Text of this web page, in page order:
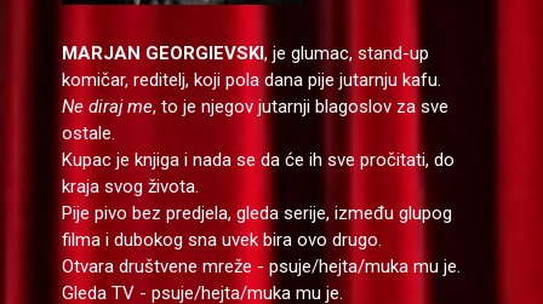
MARJAN GEORGIEVSKI, je glumac, stand-up
komičar, reditelj, koji pola dana pije jutarnju kafu.
Ne diraj me, to je njegov jutarnji blagoslov za sve
ostale.
Kupac je knjiga i nada se da će ih sve pročitati, do
kraja svog života.
Pije pivo bez predjela, gleda serije, između glupog
filma i dubokog sna uvek bira ovo drugo.
Otvara društvene mreže - psuje/hejta/muka mu je.
Gleda TV - psuje/hejta/muka mu je.